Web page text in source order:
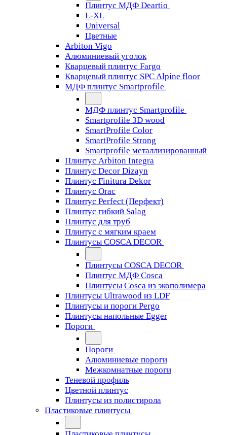
Плинтус МДФ Deartio
L-XL
Universal
Цветные
Arbiton Vigo
Алюминиевый уголок
Кварцевый плинтус Fargo
Кварцевый плинтус SPC Alpine floor
МДФ плинтус Smartprofile
МДФ плинтус Smartprofile
Smartprofile 3D wood
SmartProfile Color
SmartProfile Strong
Smartprofile металлизированный
Плинтус Arbiton Integra
Плинтус Decor Dizayn
Плинтус Finitura Dekor
Плинтус Orac
Плинтус Perfect (Перфект)
Плинтус гибкий Salag
Плинтус для труб
Плинтус с мягким краем
Плинтусы COSCA DECOR
Плинтусы COSCA DECOR
Плинтус МДФ Cosca
Плинтусы Cosca из экополимера
Плинтусы Ultrawood из LDF
Плинтусы и пороги Pergo
Плинтусы напольные Egger
Пороги
Пороги
Алюминиевые пороги
Межкомнатные пороги
Теневой профиль
Цветной плинтус
Плинтусы из полистирола
Пластиковые плинтусы